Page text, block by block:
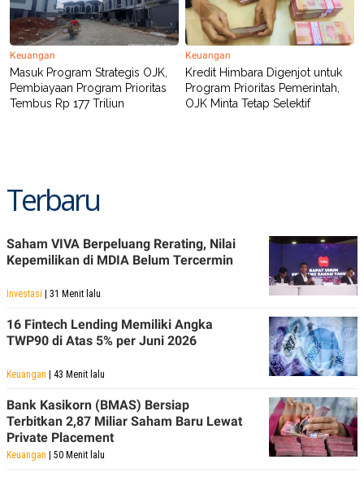
Keuangan
Masuk Program Strategis OJK,
Pembiayaan Program Prioritas
Tembus Rp 177 Triliun
Keuangan
Kredit Himbara Digenjot untuk
Program Prioritas Pemerintah,
OJK Minta Tetap Selektif
Terbaru
Saham VIVA Berpeluang Rerating, Nilai
Kepemilikan di MDIA Belum Tercermin
Investasi | 31 Menit lalu
16 Fintech Lending Memiliki Angka
TWP90 di Atas 5% per Juni 2026
Keuangan | 43 Menit lalu
Bank Kasikorn (BMAS) Bersiap
Terbitkan 2,87 Miliar Saham Baru Lewat
Private Placement
Keuangan | 50 Menit lalu